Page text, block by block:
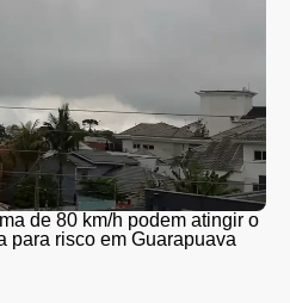
de 80 km/h podem atingir o
para risco em Guarapuava